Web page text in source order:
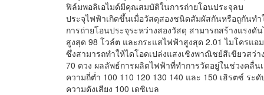
ฟิล์มพอลิเอไมด์มีคุณสมบัติในการถ่ายโอนประจุลบ
ประจุไฟฟ้าเกิดขึ้นเมื่อวัสดุสองชนิดสัมผัสกันหรือถูกันทำ
การถ่ายโอนประจุระหว่างสองวัสดุ สามารถสร้างแรงดั
สูงสุด 98 โวล์ต และกระแสไฟฟ้าสูงสุด 2.01 ไมโครแอ
ซึ่งสามารถทำให้ไดโอดเปล่งแสงเชิงพาณิชย์สีเขียวสว่า
70 ดวง ผลลัพธ์การผลิตไฟฟ้าที่ทำการวัดอยู่ในช่วงคลื่น
ความถี่ต่ำ 100 110 120 130 140 และ 150 เฮิรตซ์ ระดั
ความดังเสียง 100 เดซิเบล